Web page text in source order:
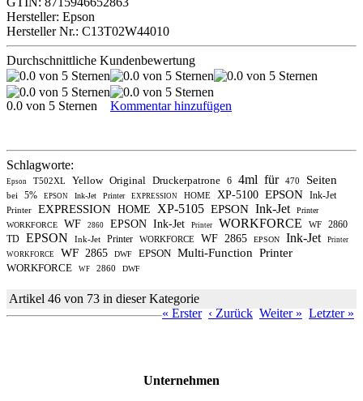
Hersteller: Epson
Hersteller Nr.: C13T02W44010
Durchschnittliche Kundenbewertung
0.0 von 5 Sternen Kommentar hinzufügen
Schlagworte:
Epson T502XL Yellow Original Druckerpatrone 6 4ml für 470 Seiten
bei 5% EPSON Ink-Jet Printer EXPRESSION HOME XP-5100 EPSON Ink-Jet
Printer EXPRESSION HOME XP-5105 EPSON Ink-Jet
Printer
WORKFORCE
WF 2860 EPSON Ink-Jet Printer WORKFORCE WF
2860
TD EPSON Ink-Jet Printer WORKFORCE WF 2865 EPSON Ink-Jet
Printer
WORKFORCE
WF 2865 DWF EPSON Multi-Function Printer
WORKFORCE WF 2860 DWF
Artikel 46 von 73 in dieser Kategorie
« Erster ‹ Zurück Weiter » Letzter »
Unternehmen